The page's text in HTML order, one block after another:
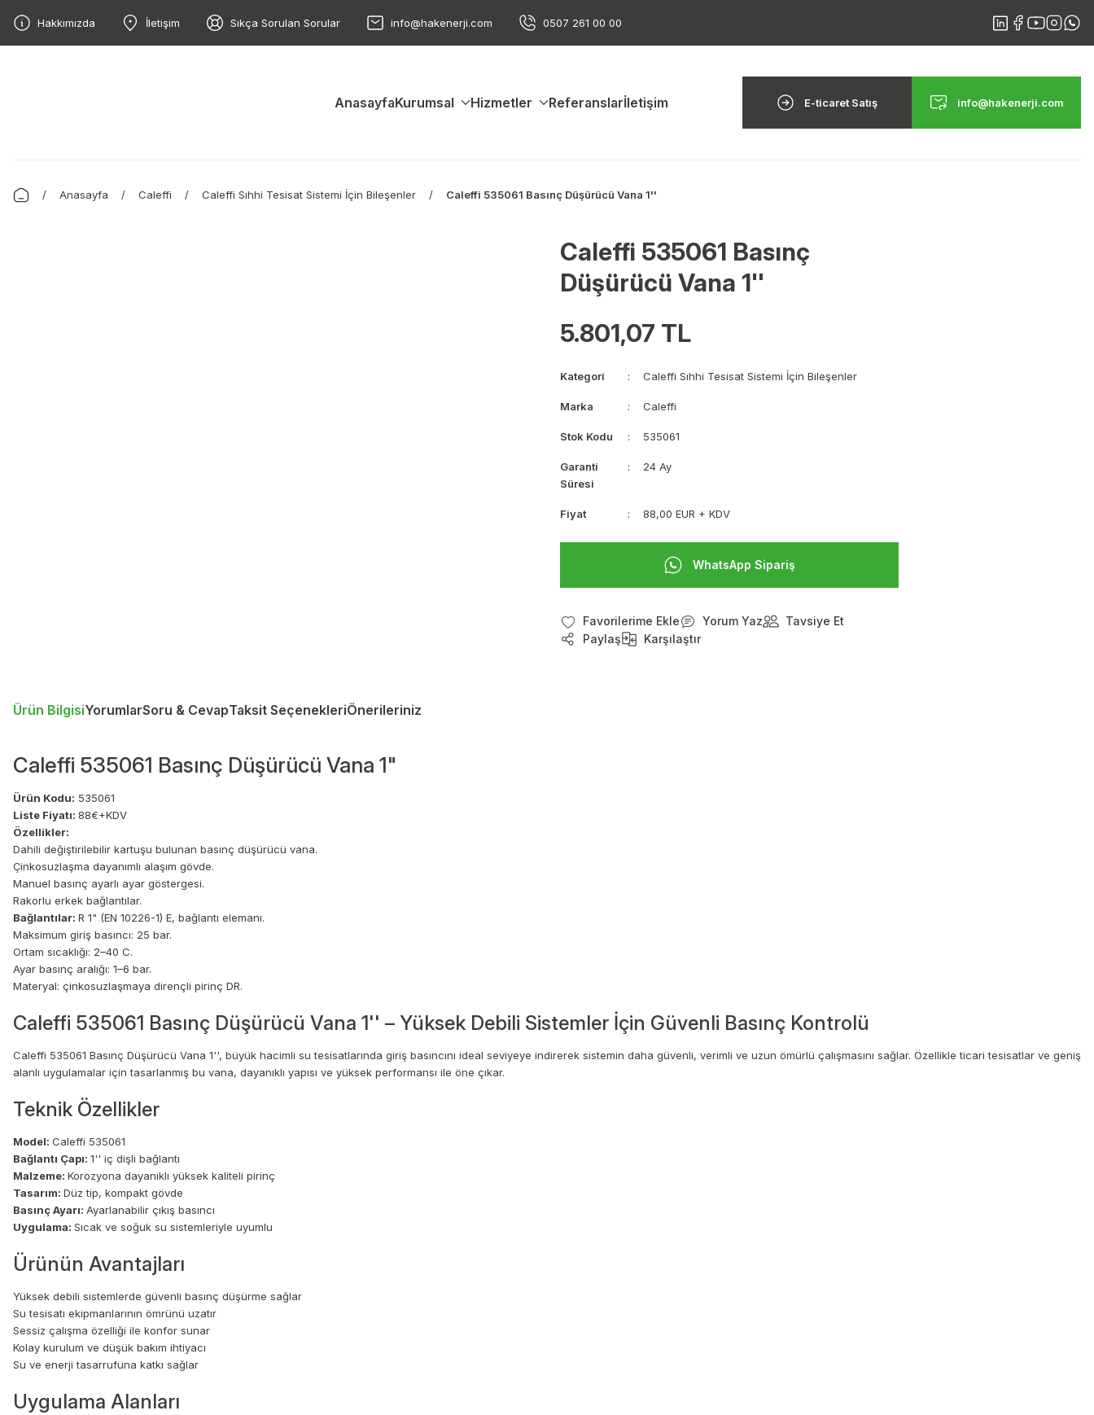
Hakkımızda İletişim Sıkça Sorulan Sorular info@hakenerji.com 0507 261 00 00
AnasayfaKurumsal Hizmetler Referanslarİletişim E-ticaret Satış info@hakenerji.com
Anasayfa Caleffi Caleffi Sıhhi Tesisat Sistemi İçin Bileşenler Caleffi 535061 Basınç Düşürücü Vana 1''
Caleffi 535061 Basınç
Düşürücü Vana 1''
5.801,07 TL
Kategori Caleffi Sıhhi Tesisat Sistemi İçin Bileşenler
Marka Caleffi
Stok Kodu 535061
Garanti
Süresi
24 Ay
Fiyat 88,00 EUR + KDV
WhatsApp Sipariş
Yorum Yaz
Tavsiye Et
Paylaş
Karşılaştır
Ürün BilgisiYorumlarSoru & CevapTaksit SeçenekleriÖnerileriniz
Caleffi 535061 Basınç Düşürücü Vana 1"
Ürün Kodu: 535061
Liste Fiyatı: 88€+KDV
Özellikler:
Dahili değiştirilebilir kartuşu bulunan basınç düşürücü vana.
Çinkosuzlaşma dayanımlı alaşım gövde.
Manuel basınç ayarlı ayar göstergesi.
Rakorlu erkek bağlantılar.
Bağlantılar: R 1" (EN 10226-1) E, bağlantı elemanı.
Maksimum giriş basıncı: 25 bar.
Ortam sıcaklığı: 2–40 C.
Ayar basınç aralığı: 1–6 bar.
Materyal: çinkosuzlaşmaya dirençli pirinç DR.
Caleffi 535061 Basınç Düşürücü Vana 1'' – Yüksek Debili Sistemler İçin Güvenli Basınç Kontrolü
Caleffi 535061 Basınç Düşürücü Vana 1'', büyük hacimli su tesisatlarında giriş basıncını ideal seviyeye indirerek sistemin daha güvenli, verimli ve uzun ömürlü çalışmasını sağlar. Özellikle ticari tesisatlar ve geniş
alanlı uygulamalar için tasarlanmış bu vana, dayanıklı yapısı ve yüksek performansı ile öne çıkar.
Teknik Özellikler
Model: Caleffi 535061
Bağlantı Çapı: 1'' iç dişli bağlantı
Malzeme: Korozyona dayanıklı yüksek kaliteli pirinç
Tasarım: Düz tip, kompakt gövde
Basınç Ayarı: Ayarlanabilir çıkış basıncı
Uygulama: Sıcak ve soğuk su sistemleriyle uyumlu
Ürünün Avantajları
Yüksek debili sistemlerde güvenli basınç düşürme sağlar
Su tesisatı ekipmanlarının ömrünü uzatır
Sessiz çalışma özelliği ile konfor sunar
Kolay kurulum ve düşük bakım ihtiyacı
Su ve enerji tasarrufuna katkı sağlar
Uygulama Alanları